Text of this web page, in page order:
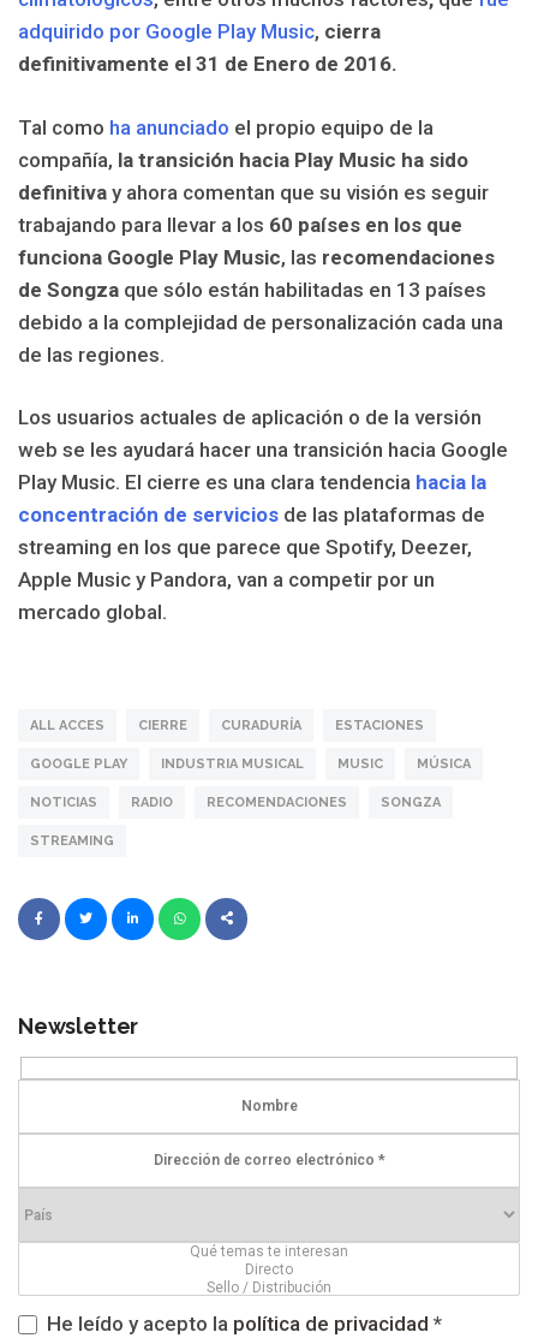
adquirido por Google Play Music, cierra
definitivamente el 31 de Enero de 2016.
Tal como ha anunciado el propio equipo de la
compañía, la transición hacia Play Music ha sido
definitiva y ahora comentan que su visión es seguir
trabajando para llevar a los 60 países en los que
funciona Google Play Music, las recomendaciones
de Songza que sólo están habilitadas en 13 países
debido a la complejidad de personalización cada una
de las regiones.
Los usuarios actuales de aplicación o de la versión
web se les ayudará hacer una transición hacia Google
Play Music. El cierre es una clara tendencia hacia la
concentración de servicios de las plataformas de
streaming en los que parece que Spotify, Deezer,
Apple Music y Pandora, van a competir por un
mercado global.
ALL ACCES CIERRE CURADURÍA ESTACIONES
GOOGLE PLAY INDUSTRIA MUSICAL MUSIC MÚSICA
NOTICIAS RADIO RECOMENDACIONES SONGZA
STREAMING
Newsletter
He leído y acepto la política de privacidad *